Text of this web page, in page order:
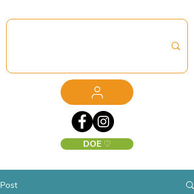
DOE ♡
Post